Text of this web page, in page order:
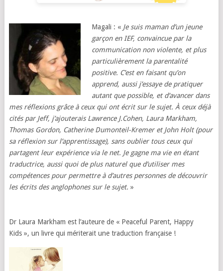
Magali : « Je suis maman d’un jeune
garçon en IEF, convaincue par la
communication non violente, et plus
particulièrement la parentalité
positive. C’est en faisant qu’on
apprend, aussi j’essaye de pratiquer
autant que possible, et d’avancer dans
mes réflexions grâce à ceux qui ont écrit sur le sujet. À ceux déjà
cités par Jeff, j’ajouterais Lawrence J.Cohen, Laura Markham,
Thomas Gordon, Catherine Dumonteil-Kremer et John Holt (pour
sa réflexion sur l’apprentissage), sans oublier tous ceux qui
partagent leur expérience via le net. Je gagne ma vie en étant
traductrice, aussi quoi de plus naturel que d’utiliser mes
compétences pour permettre à d’autres personnes de découvrir
les écrits des anglophones sur le sujet. »
Dr Laura Markham est l’auteure de « Peaceful Parent, Happy
Kids », un livre qui mériterait une traduction française !